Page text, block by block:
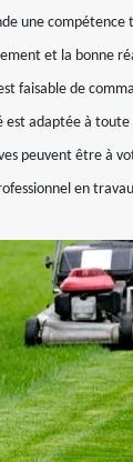
une compétence
et la bonne
faisable de
est adaptée à
peuvent être à
en